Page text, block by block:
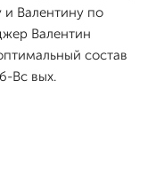
и Валентину по
Валентин
состав
Вс вых.